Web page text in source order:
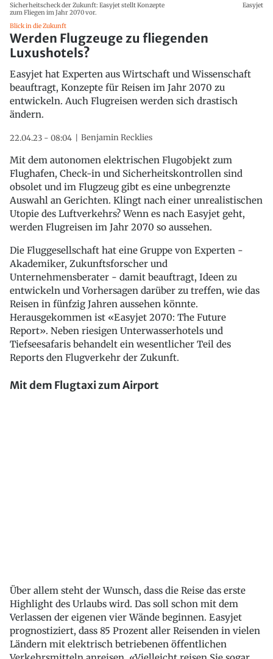
Sicherheitscheck der Zukunft: Easyjet stellt Konzepte
zum Fliegen im Jahr 2070 vor.
Easyjet
Blick in die Zukunft
Werden Flugzeuge zu fliegenden
Luxushotels?
Easyjet hat Experten aus Wirtschaft und Wissenschaft
beauftragt, Konzepte für Reisen im Jahr 2070 zu
entwickeln. Auch Flugreisen werden sich drastisch
ändern.
22.04.23 - 08:04 Benjamin Recklies
Mit dem autonomen elektrischen Flugobjekt zum
Flughafen, Check-in und Sicherheitskontrollen sind
obsolet und im Flugzeug gibt es eine unbegrenzte
Auswahl an Gerichten. Klingt nach einer unrealistischen
Utopie des Luftverkehrs? Wenn es nach Easyjet geht,
werden Flugreisen im Jahr 2070 so aussehen.
Die Fluggesellschaft hat eine Gruppe von Experten -
Akademiker, Zukunftsforscher und
Unternehmensberater - damit beauftragt, Ideen zu
entwickeln und Vorhersagen darüber zu treffen, wie das
Reisen in fünfzig Jahren aussehen könnte.
Herausgekommen ist «Easyjet 2070: The Future
Report». Neben riesigen Unterwasserhotels und
Tiefseesafaris behandelt ein wesentlicher Teil des
Reports den Flugverkehr der Zukunft.
Mit dem Flugtaxi zum Airport
Über allem steht der Wunsch, dass die Reise das erste
Highlight des Urlaubs wird. Das soll schon mit dem
Verlassen der eigenen vier Wände beginnen. Easyjet
prognostiziert, dass 85 Prozent aller Reisenden in vielen
Ländern mit elektrisch betriebenen öffentlichen